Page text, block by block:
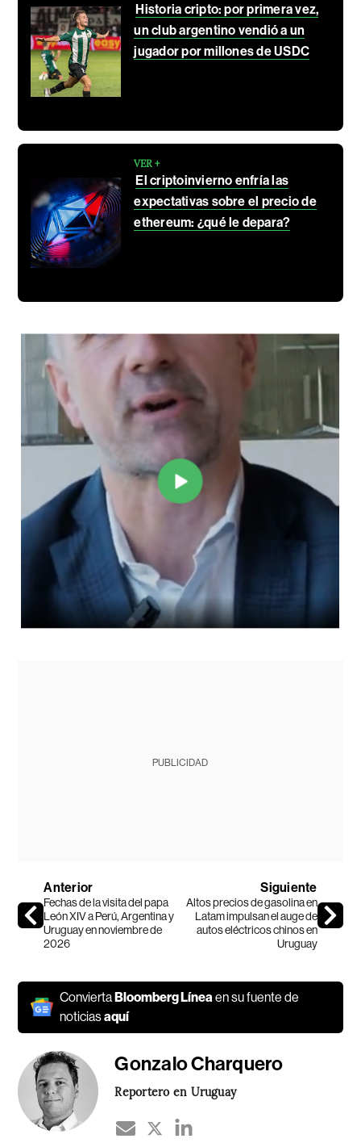
Historia cripto: por primera vez,
un club argentino vendió a un
jugador por millones de USDC
VER +
El criptoinvierno enfría las
expectativas sobre el precio de
ethereum: ¿qué le depara?
PUBLICIDAD
Anterior
Fechas de la visita del papa
León XIV a Perú, Argentina y
Uruguay en noviembre de
2026
Siguiente
Altos precios de gasolina en
Latam impulsan el auge de
autos eléctricos chinos en
Uruguay
ConviertaBloomberg Línea en su fuente de
noticiasaquí
Gonzalo Charquero
Reportero en Uruguay